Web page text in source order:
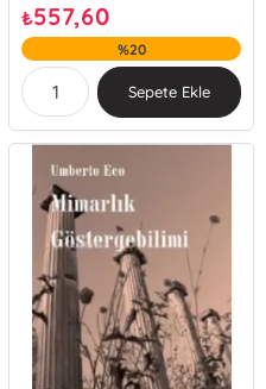
₺557,60
%20
Sepete Ekle